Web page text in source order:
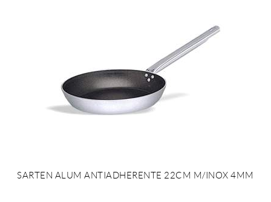
SARTEN ALUM ANTIADHERENTE 22CM M/INOX 4MM